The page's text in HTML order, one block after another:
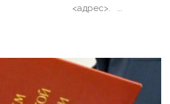
...